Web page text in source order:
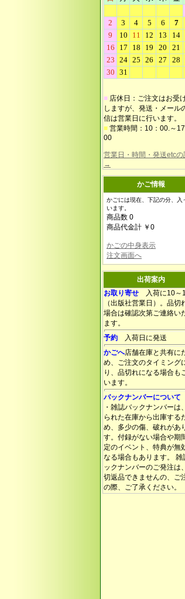
■ 店休日：ご注文はお受
しますが、発送・メール
信は営業日に行います。
■ 営業時間：10：00.～17
00
営業日・時間・発送etcの
→
かご情報
かごには現在、下記の分、入
います。
商品数 0
商品代金計 ￥0
かごの中身表示
注文画面へ
出荷案内
お取り寄せ 入荷に10～
（出版社営業日）。品切
場合は確認次第ご連絡い
ます。
予約 入荷日に発送
かごへ店舗在庫と共有に
め、ご注文のタイミング
り、品切れになる場合も
います。
バックナンバーについて
・雑誌バックナンバーは
られた在庫から出庫する
め、多少の傷、破れがあ
す。付録がない場合や期
定のイベント、特典が無
なる場合もあります。 雑
ックナンバーのご発注は
切返品できませんの、ご
の際、ご了承ください。